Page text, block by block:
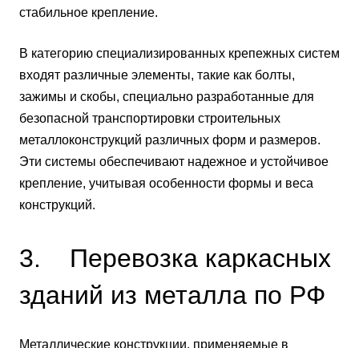
стабильное крепление.
В категорию специализированных крепежных систем
входят различные элементы, такие как болты,
зажимы и скобы, специально разработанные для
безопасной транспортировки строительных
металлоконструкций различных форм и размеров.
Эти системы обеспечивают надежное и устойчивое
крепление, учитывая особенности формы и веса
конструкций.
3. Перевозка каркасных
зданий из металла по РФ
Металлические конструкции, применяемые в